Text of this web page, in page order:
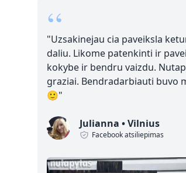
“
"Uzsakinejau cia paveiksla
daliu. Likome patenkinti ir
kokybe ir bendru vaizdu.
graziai. Bendradarbiauti buvo
🙂"
Julianna •Vilnius
Facebook atsiliepimas